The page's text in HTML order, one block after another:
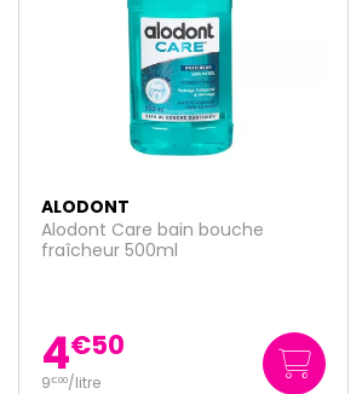
ALODONT
Care bio protection & fraicheur
naturelle bain bouche 500ml
5€90
11€80/litre